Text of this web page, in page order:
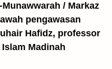
/ Markaz
pengawasan
Hafidz, professor
Madinah